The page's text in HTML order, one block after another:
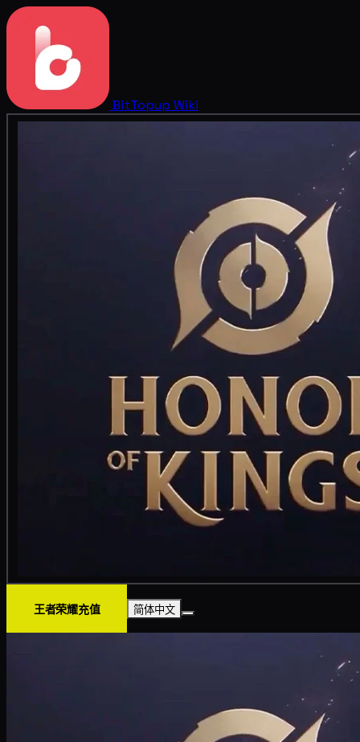
BitTopup Wiki
王者荣耀充值 简体中文